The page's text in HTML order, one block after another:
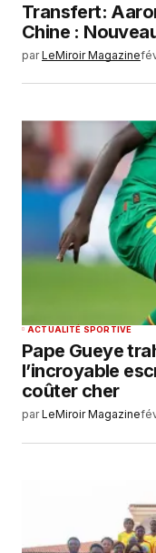
Transfert:
Chine :
par LeMiroir Magazine
ACTUALITÉ SPORTIVE
Pape Gueye
l’incroyable
coûter cher
par LeMiroir Magazine